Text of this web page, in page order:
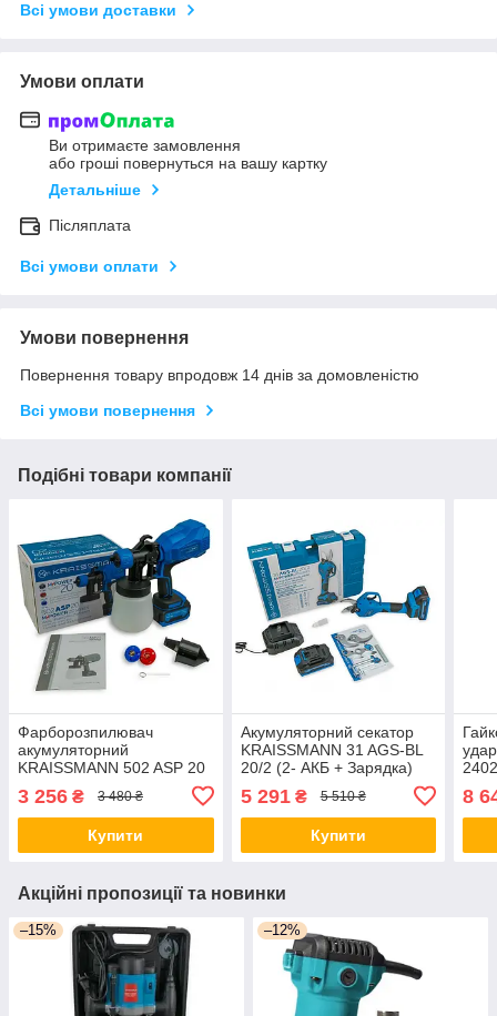
Всі умови доставки
Умови оплати
Ви отримаєте замовлення
або гроші повернуться на вашу картку
Детальніше
Післяплата
Всі умови оплати
Умови повернення
Повернення товару впродовж 14 днів за домовленістю
Всі умови повернення
Подібні товари компанії
Фарборозпилювач
акумуляторний
KRAISSMANN 502 ASP 20
MP (акумулятор 2000 мАг
та ЗП)
3 256 ₴ 3 480 ₴
Купити
Акумуляторний секатор
KRAISSMANN 31 AGS-BL
20/2 (2- АКБ + Зарядка)
5 291₴ 5 510 ₴
Купити
8
Акційні пропозиції та новинки
–15% –12%